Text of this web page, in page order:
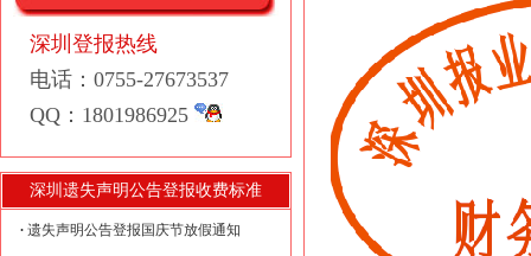
深圳登报热线
电话：0755-27673537
QQ：1801986925
深圳遗失声明公告登报收费标准
遗失声明公告登报国庆节放假通知